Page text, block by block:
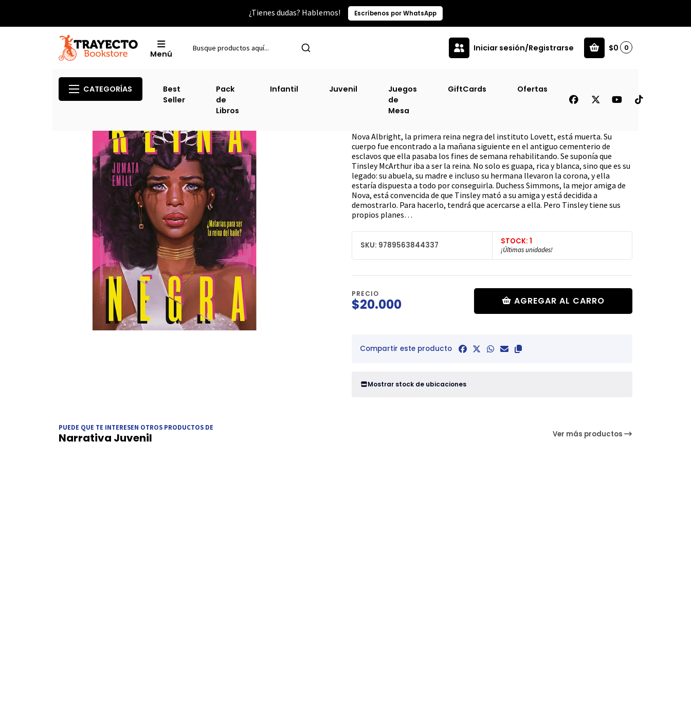
¿Tienes dudas? Hablemos! Escríbenos por WhatsApp
Menú
Iniciar sesión/Registrarse $0 0
CATEGORÍAS
Best
Seller
Pack
de
Libros
Infantil Juvenil
Juegos
de
Mesa
GiftCards Ofertas
Reina Negra [Juv]
Nova Albright, la primera reina negra del instituto Lovett, está muerta. Su
cuerpo fue encontrado a la mañana siguiente en el antiguo cementerio de
esclavos que ella pasaba los fines de semana rehabilitando. Se suponía que
Tinsley McArthur iba a ser la reina. No solo es guapa, rica y blanca, sino que es su
legado: su abuela, su madre e incluso su hermana llevaron la corona, y ella
estaría dispuesta a todo por conseguirla. Duchess Simmons, la mejor amiga de
Nova, está convencida de que Tinsley mató a su amiga y está decidida a
demostrarlo. Para hacerlo, tendrá que acercarse a ella. Pero Tinsley tiene sus
propios planes…
SKU: 9789563844337 STOCK: 1
¡Últimas unidades!
PRECIO
$20.000 AGREGAR AL CARRO
Compartir este producto
Mostrar stock de ubicaciones
PUEDE QUE TE INTERESEN OTROS PRODUCTOS DE
Narrativa Juvenil Ver más productos